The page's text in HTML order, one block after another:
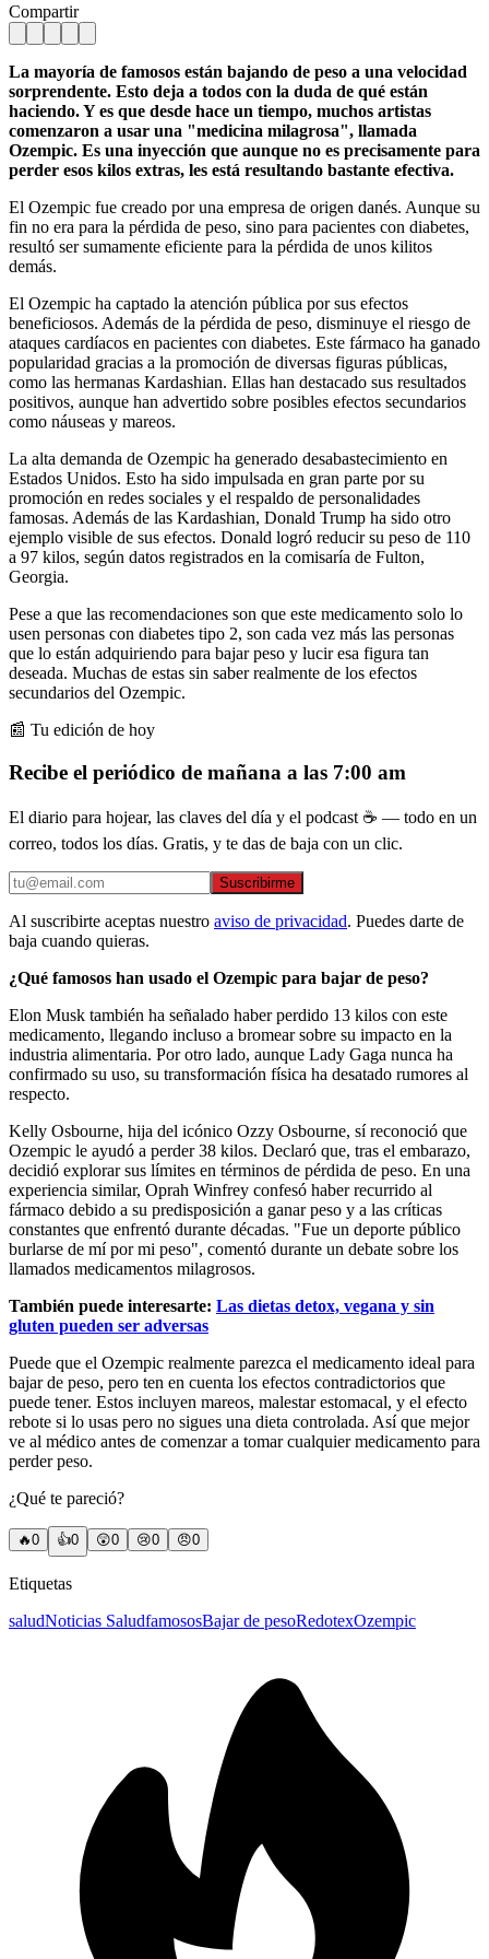
Compartir
La mayoría de famosos están bajando de peso a una velocidad
sorprendente. Esto deja a todos con la duda de qué están
haciendo. Y es que desde hace un tiempo, muchos artistas
comenzaron a usar una "medicina milagrosa", llamada
Ozempic. Es una inyección que aunque no es precisamente para
perder esos kilos extras, les está resultando bastante efectiva.
El Ozempic fue creado por una empresa de origen danés. Aunque su
fin no era para la pérdida de peso, sino para pacientes con diabetes,
resultó ser sumamente eficiente para la pérdida de unos kilitos
demás.
El Ozempic ha captado la atención pública por sus efectos
beneficiosos. Además de la pérdida de peso, disminuye el riesgo de
ataques cardíacos en pacientes con diabetes. Este fármaco ha ganado
popularidad gracias a la promoción de diversas figuras públicas,
como las hermanas Kardashian. Ellas han destacado sus resultados
positivos, aunque han advertido sobre posibles efectos secundarios
como náuseas y mareos.
La alta demanda de Ozempic ha generado desabastecimiento en
Estados Unidos. Esto ha sido impulsada en gran parte por su
promoción en redes sociales y el respaldo de personalidades
famosas. Además de las Kardashian, Donald Trump ha sido otro
ejemplo visible de sus efectos. Donald logró reducir su peso de 110
a 97 kilos, según datos registrados en la comisaría de Fulton,
Georgia.
Pese a que las recomendaciones son que este medicamento solo lo
usen personas con diabetes tipo 2, son cada vez más las personas
que lo están adquiriendo para bajar peso y lucir esa figura tan
deseada. Muchas de estas sin saber realmente de los efectos
secundarios del Ozempic.
📰 Tu edición de hoy
Recibe el periódico de mañana a las 7:00 am
El diario para hojear, las claves del día y el podcast ☕ — todo en un
correo, todos los días. Gratis, y te das de baja con un clic.
Suscribirme
Al suscribirte aceptas nuestro aviso de privacidad. Puedes darte de
baja cuando quieras.
¿Qué famosos han usado el Ozempic para bajar de peso?
Elon Musk también ha señalado haber perdido 13 kilos con este
medicamento, llegando incluso a bromear sobre su impacto en la
industria alimentaria. Por otro lado, aunque Lady Gaga nunca ha
confirmado su uso, su transformación física ha desatado rumores al
respecto.
Kelly Osbourne, hija del icónico Ozzy Osbourne, sí reconoció que
Ozempic le ayudó a perder 38 kilos. Declaró que, tras el embarazo,
decidió explorar sus límites en términos de pérdida de peso. En una
experiencia similar, Oprah Winfrey confesó haber recurrido al
fármaco debido a su predisposición a ganar peso y a las críticas
constantes que enfrentó durante décadas. "Fue un deporte público
burlarse de mí por mi peso", comentó durante un debate sobre los
llamados medicamentos milagrosos.
También puede interesarte: Las dietas detox, vegana y sin
gluten pueden ser adversas
Puede que el Ozempic realmente parezca el medicamento ideal para
bajar de peso, pero ten en cuenta los efectos contradictorios que
puede tener. Estos incluyen mareos, malestar estomacal, y el efecto
rebote si lo usas pero no sigues una dieta controlada. Así que mejor
ve al médico antes de comenzar a tomar cualquier medicamento para
perder peso.
¿Qué te pareció?
🔥0 👍0 😲0 😢0 😠0
Etiquetas
saludNoticias SaludfamososBajar de pesoRedotexOzempic